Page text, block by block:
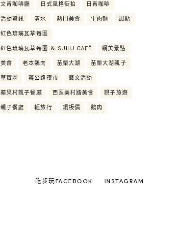
文青咖啡廳 日式風格街拍 日青咖啡
活動資訊 清水 熱門美食 牛肉麵 甜點
紅色琉璃瓦草莓園
紅色琉璃瓦草莓園 ＆ SUHU CAFÉ 網美景點
美食 老本鵝肉 苗栗大湖 苗栗大湖親子
草莓園 蔣公路夜市 藝文活動
蘋果村親子餐廳 西區美村路美食 親子旅遊
親子餐廳 輕旅行 銅板價 鵝肉
吃步玩FACEBOOK INSTAGRAM